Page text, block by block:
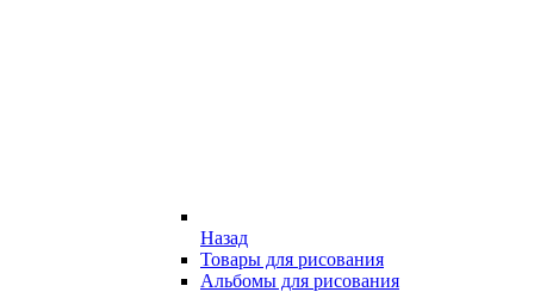
Назад
Товары для рисования
Альбомы для рисования